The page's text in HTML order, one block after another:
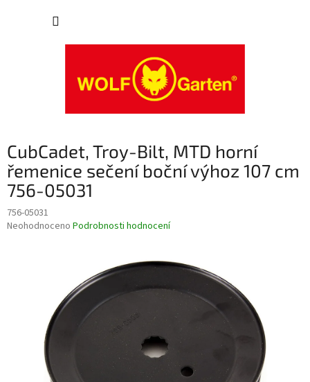
CubCadet, Troy-Bilt, MTD horní
řemenice sečení boční výhoz 107 cm
756-05031
756-05031
Průměrné
hvězdiček.
Neohodnoceno Podrobnosti hodnocení